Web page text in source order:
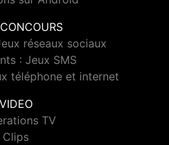
réseaux sociaux
: Jeux SMS
téléphone et internet
VIDEO
TV
Clips